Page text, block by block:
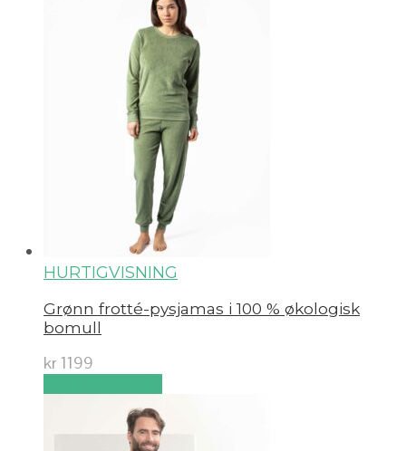
HURTIGVISNING
Grønn frotté-pysjamas i 100 % økologisk
bomull
kr 1199